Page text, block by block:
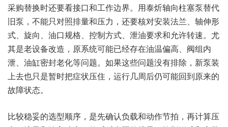
采购替换时还要看接口和工作边界。用泰炘轴向柱塞泵替代
旧泵，不能只对照排量和压力，还要核对安装法兰、轴伸形
式、旋向、油口规格、控制方式、泄油要求和允许转速。尤
其是老设备改造，原系统可能已经存在油温偏高、阀组内
泄、油缸密封老化等问题。如果这些问题没有排除，新泵装
上去也只是暂时把症状压住，运行几周后仍可能回到原来的
故障状态。
比较稳妥的选型顺序，是先确认负载和动作节拍，再计算压